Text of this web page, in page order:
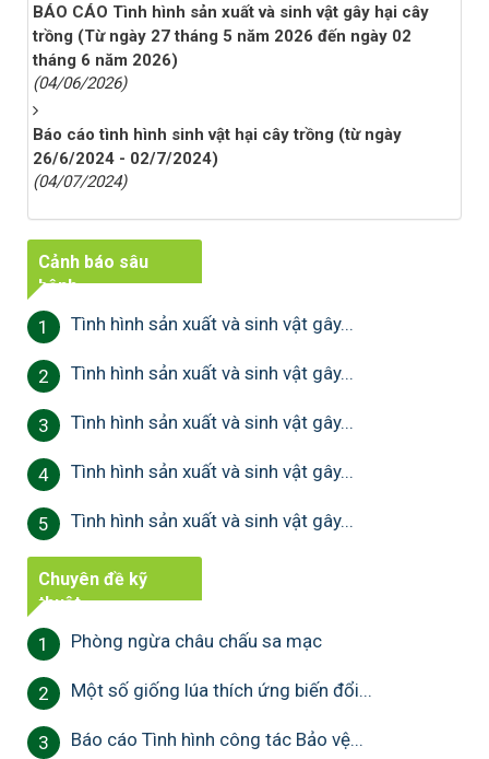
BÁO CÁO Tình hình sản xuất và sinh vật gây hại cây
trồng (Từ ngày 27 tháng 5 năm 2026 đến ngày 02
tháng 6 năm 2026)
(04/06/2026)
Báo cáo tình hình sinh vật hại cây trồng (từ ngày
26/6/2024 - 02/7/2024)
(04/07/2024)
Cảnh báo sâu
bệnh
1 Tình hình sản xuất và sinh vật gây...
2 Tình hình sản xuất và sinh vật gây...
3 Tình hình sản xuất và sinh vật gây...
4 Tình hình sản xuất và sinh vật gây...
5 Tình hình sản xuất và sinh vật gây...
Chuyên đề kỹ
thuật
1 Phòng ngừa châu chấu sa mạc
2 Một số giống lúa thích ứng biến đổi...
3 Báo cáo Tình hình công tác Bảo vệ...